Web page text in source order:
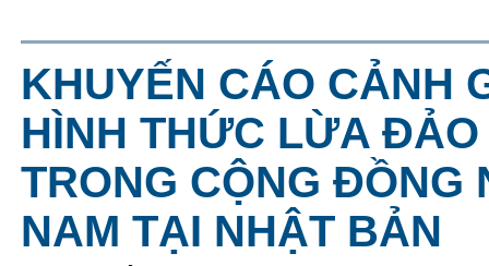
KHUYẾN CÁO CẢNH
HÌNH THỨC LỪA
TRONG CỘNG ĐỒNG
NAM TẠI NHẬT BẢN